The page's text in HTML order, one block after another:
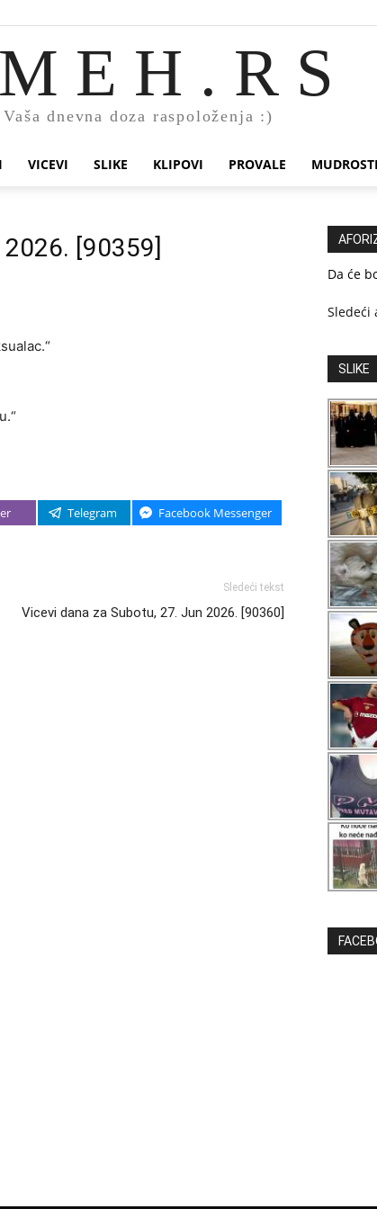
E H . R S
Vaša dnevna doza raspoloženja :)
VICEVI SLIKE KLIPOVI PROVALE MUDROSTI
[90359]
Telegram Facebook Messenger
Sledeći tekst
Vicevi dana za Subotu, 27. Jun 2026. [90360]
Da će
Sledeći
SLIKE